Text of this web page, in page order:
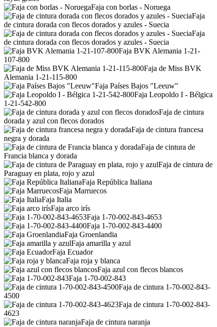
Faja con borlas - Noruega
Faja
de cintura dorada con flecos dorados y azules - Suecia
Faja
de cintura dorada con flecos dorados y azules - Suecia
Faja BVK Alemania 1-21-
107-800
Faja de Miss BVK
Alemania 1-21-115-800
Faja Países Bajos "Leeuw"
Faja Leopoldo I - Bélgica
1-21-542-800
Faja de cintura
dorada y azul con flecos dorados
Faja de cintura francesa
negra y dorada
Faja de cintura de
Francia blanca y dorada
Faja de cintura de
Paraguay en plata, rojo y azul
Faja República Italiana
Faja Marruecos
Faja Italia
Faja arco irís
Faja 1-70-002-843-4653
Faja 1-70-002-843-4400
Faja Groenlandia
Faja amarilla y azul
Faja Ecuador
Faja roja y blanca
Faja azul con flecos blancos
Faja 1-70-002-843
Faja de cintura 1-70-002-843-
4500
Faja de cintura 1-70-002-843-
4623
Faja de cintura naranja